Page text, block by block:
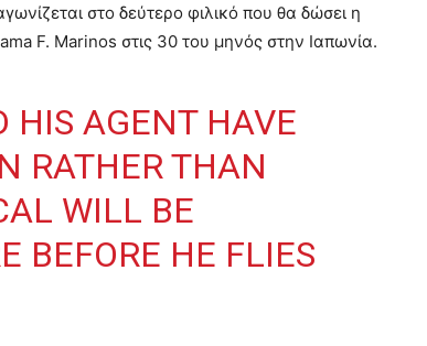
στο δεύτερο φιλικό που θα δώσει η
F. Marinos στις 30 του μηνός στην Ιαπωνία.
HIS AGENT HAVE
RATHER THAN
WILL BE
BEFORE HE FLIES